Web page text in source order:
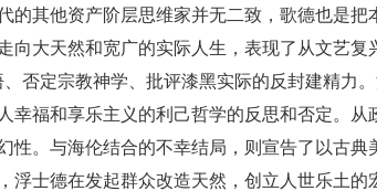
的其他资产阶层思维家并无二致，歌德也是把
向大天然和宽广的实际人生，表现了从文艺复
否定宗教神学、批评漆黑实际的反封建精力
幸福和享乐主义的利己哲学的反思和否定。从
性。与海伦结合的不幸结局，则宣告了以古典
浮士德在发起群众改造天然，创立人世乐土的